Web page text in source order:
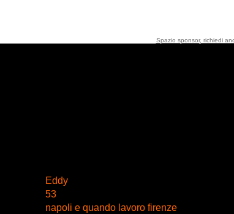
Spazio sponsor, richiedi
Eddy
53
napoli e quando lavoro firenze